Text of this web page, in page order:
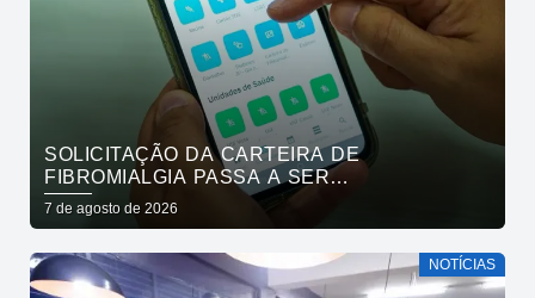
SOLICITAÇÃO DA CARTEIRA DE
FIBROMIALGIA PASSA A SER
EXCLUSIVAMENTE PELO APLICATIVO JOÃO
PESSOA NA PALMA DA MÃO
7 de agosto de 2026
NOTÍCIAS